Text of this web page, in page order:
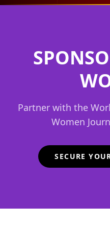
Partner with the
Women
SECURE